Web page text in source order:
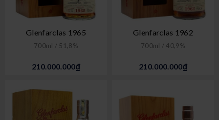
Glenfarclas 1965
700ml / 51,8%
210.000.000₫
Glenfarclas 1962
700ml / 40,9%
210.000.000₫